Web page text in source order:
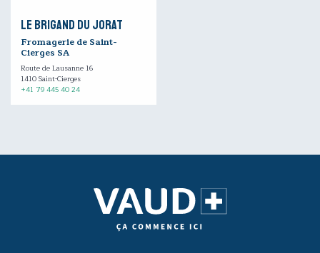
Le Brigand du Jorat
Fromagerie de Saint-
Cierges SA
Route de Lausanne 16
1410 Saint-Cierges
+41 79 445 40 24